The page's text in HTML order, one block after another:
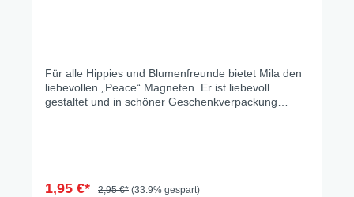
Für alle Hippies und Blumenfreunde bietet Mila den
liebevollen „Peace“ Magneten. Er ist liebevoll
gestaltet und in schöner Geschenkverpackung
1,95 €* 2,95 €* (33.9% gespart)